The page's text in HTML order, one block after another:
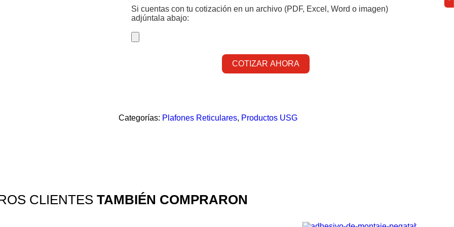
Si cuentas con tu cotización en un archivo (PDF, Excel, Word o imagen)
adjúntala abajo:
Categorías: Plafones Reticulares, Productos USG
CLIENTES TAMBIÉN COMPRARON